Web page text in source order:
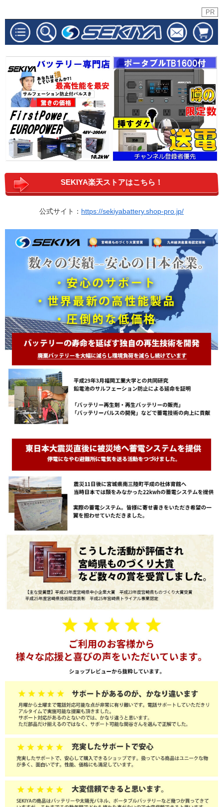
PR
SEKIYA楽天ストアはこちら！
公式サイト： https://sekiyabattery.shop-pro.jp/